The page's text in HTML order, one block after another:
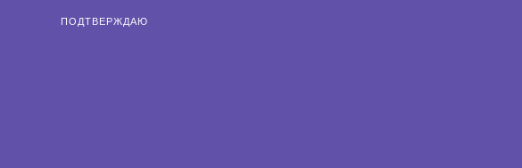
ПОДТВЕРЖДАЮ